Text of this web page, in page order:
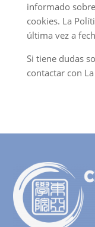
informado
cookies. La
última vez a
Si tiene dudas
contactar con